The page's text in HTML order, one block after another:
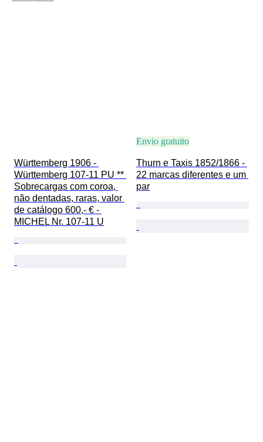
Württemberg 1906 -
Württemberg 107-11 PU **
Sobrecargas com coroa,
não dentadas, raras, valor
de catálogo 600,- € -
MICHEL Nr. 107-11 U
Envio gratuito
Thurn e Taxis 1852/1866 -
22 marcas diferentes e um
par